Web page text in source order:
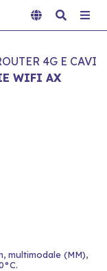
4G E CAVI
WIFI AX
multimodale (MM),